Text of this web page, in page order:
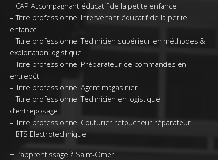
– CAP Accompagnant éducatif de la petite enfance
–Titre professionnel Intervenant éducatif de la petite
enfance
–Titre professionnel Technicien supérieur en méthodes &
exploitation logistique
–Titre professionnel Préparateur de commandes en
entrepôt
–Titre professionnel Agent magasinier
–Titre professionnel Technicien en logistique
d’entreposage
–Titre professionnel Couturier retoucheur réparateur
– BTS Electrotechnique
+ L’apprentissage à Saint-Omer